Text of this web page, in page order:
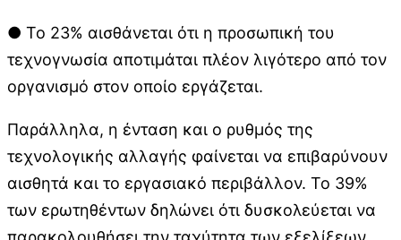
● Το 23% αισθάνεται ότι η προσωπική του
τεχνογνωσία αποτιμάται πλέον λιγότερο από τον
οργανισμό στον οποίο εργάζεται.
Παράλληλα, η ένταση και ο ρυθμός της
τεχνολογικής αλλαγής φαίνεται να επιβαρύνουν
αισθητά και το εργασιακό περιβάλλον. Το 39%
των ερωτηθέντων δηλώνει ότι δυσκολεύεται να